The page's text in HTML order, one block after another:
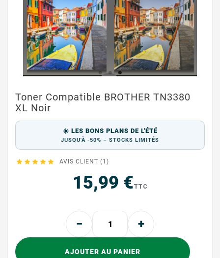
Toner Compatible BROTHER TN3380
XL Noir
☀️ LES BONS PLANS DE L'ÉTÉ
JUSQU'À -50% – STOCKS LIMITÉS
     AVIS CLIENT (1)
15,99 €TTC
AJOUTER AU PANIER